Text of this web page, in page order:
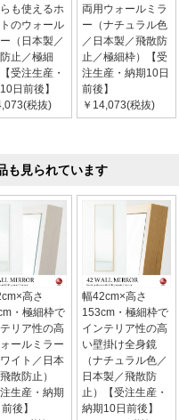
も使えるホ
のウォール
（日本製／
止／極細
受注生産・
日前後】
税抜)
両用ウォールミラ
ー（ナチュラル色
／日本製／飛散防
止／極細枠）【受
注生産・納期10日
前後】
￥14,073(税抜)
も見られています
高さ
・極細枠で
リア性の高
ールミラー
ワイト／日本
散防止）
注生産・納期
後】
幅42cm×高さ
153cm・極細枠で
インテリア性の高
い壁掛け全身鏡
（ナチュラル色／
日本製／飛散防
止）【受注生産・
納期10日前後】